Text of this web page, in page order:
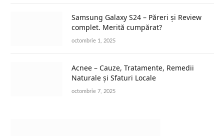
Samsung Galaxy S24 – Păreri și Review
complet. Merită cumpărat?
octombrie 1, 2025
Acnee – Cauze, Tratamente, Remedii
Naturale și Sfaturi Locale
octombrie 7, 2025